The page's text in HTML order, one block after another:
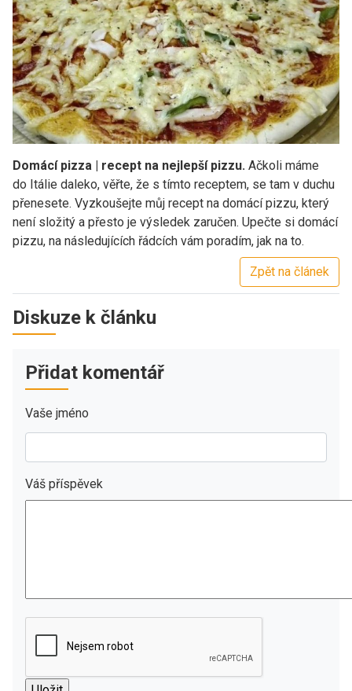
Domácí pizza | recept na nejlepší pizzu. Ačkoli máme
do Itálie daleko, věřte, že s tímto receptem, se tam v duchu
přenesete. Vyzkoušejte můj recept na domácí pizzu, který
není složitý a přesto je výsledek zaručen. Upečte si domácí
pizzu, na následujících řádcích vám poradím, jak na to.
Zpět na článek
Diskuze k článku
Přidat komentář
Vaše jméno
Váš příspěvek